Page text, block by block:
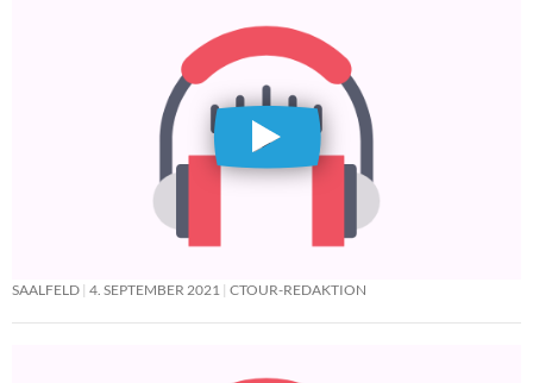
SAALFELD 4. SEPTEMBER 2021 CTOUR-REDAKTION